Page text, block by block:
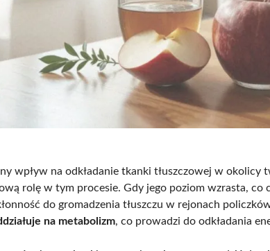
wpływ na odkładanie tkanki tłuszczowej w okolicy
rolę w tym procesie. Gdy jego poziom wzrasta, co
do gromadzenia tłuszczu w rejonach
na metabolizm, co prowadzi do odkładania